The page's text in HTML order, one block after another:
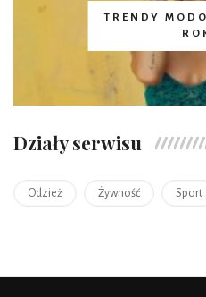
TRENDY
Działy serwisu
Odzież Żywność Sport